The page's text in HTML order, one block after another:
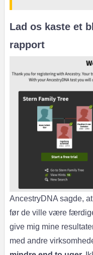
Lad os kaste et
rapport
AncestryDNA sagde,
før de ville være
give mig mine
med andre